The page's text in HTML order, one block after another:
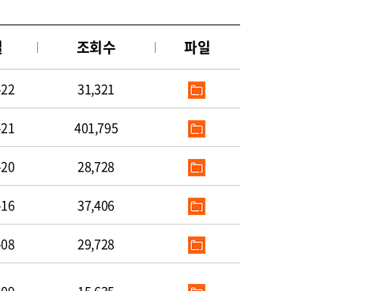
조회수 파일
31,321
401,795
28,728
37,406
29,728